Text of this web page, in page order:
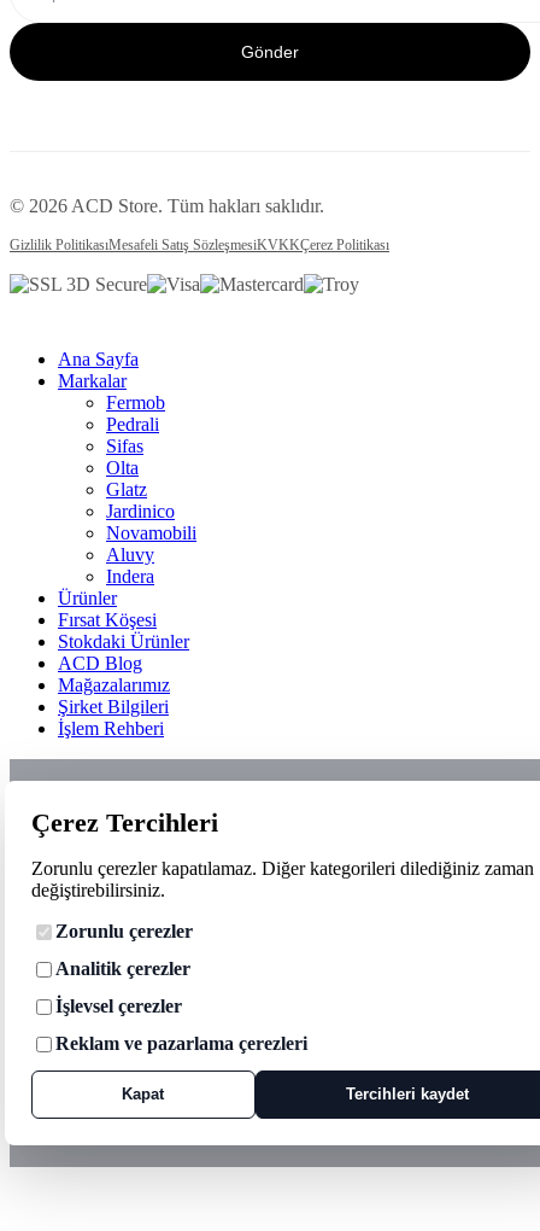
Gönder
© 2026 ACD Store. Tüm hakları saklıdır.
Gizlilik PolitikasıMesafeli Satış SözleşmesiKVKKÇerez Politikası
Ana Sayfa
Markalar
Fermob
Pedrali
Sifas
Olta
Glatz
Jardinico
Novamobili
Aluvy
Indera
Ürünler
Fırsat Köşesi
Stokdaki Ürünler
ACD Blog
Mağazalarımız
Şirket Bilgileri
İşlem Rehberi
Çerez Tercihleri
Zorunlu çerezler kapatılamaz. Diğer kategorileri dilediğiniz zaman
değiştirebilirsiniz.
Zorunlu çerezler
Analitik çerezler
İşlevsel çerezler
Reklam ve pazarlama çerezleri
Kapat Tercihleri kaydet